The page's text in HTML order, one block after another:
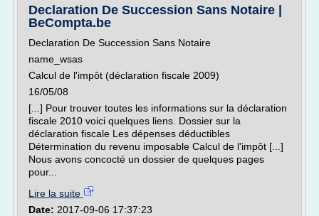
Declaration De Succession Sans Notaire |
BeCompta.be
Declaration De Succession Sans Notaire
name_wsas
Calcul de l'impôt (déclaration fiscale 2009)
16/05/08
[...] Pour trouver toutes les informations sur la déclaration
fiscale 2010 voici quelques liens. Dossier sur la
déclaration fiscale Les dépenses déductibles
Détermination du revenu imposable Calcul de l'impôt [...]
Nous avons concocté un dossier de quelques pages
pour...
Lire la suite
Date: 2017-09-06 17:37:23